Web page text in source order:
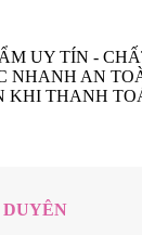
UY TÍN -
NHANH AN
KHI THANH